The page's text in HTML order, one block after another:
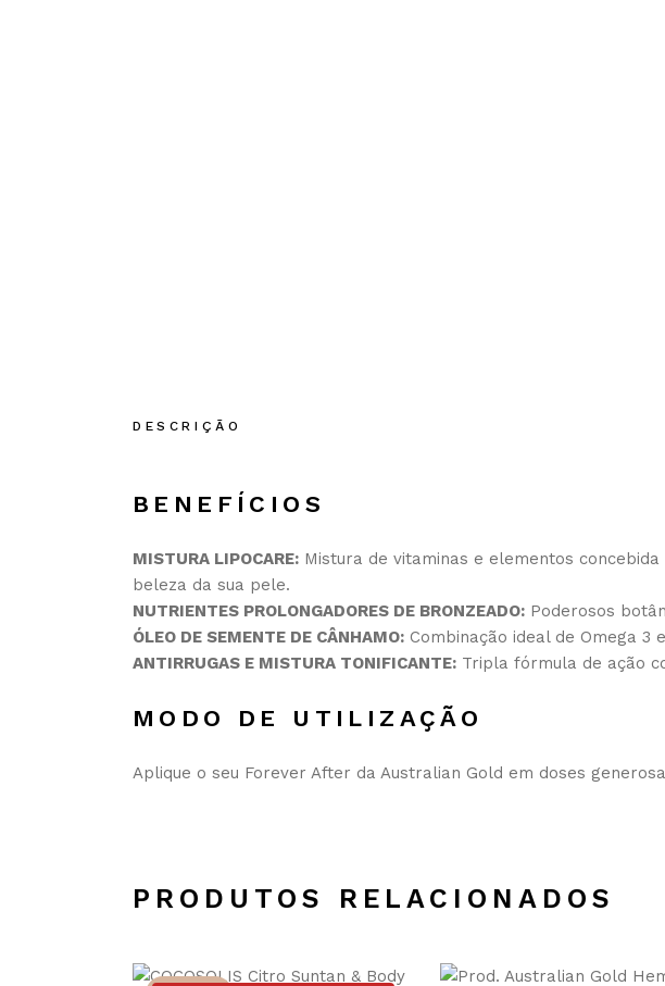
DESCRIÇÃO
BENEFÍCIOS
MISTURA LIPOCARE: Mistura de vitaminas e elementos
beleza da sua pele.
NUTRIENTES PROLONGADORES DE BRONZEADO: Poderosos
ÓLEO DE SEMENTE DE CÂNHAMO: Combinação ideal de Omega
ANTIRRUGAS E MISTURA TONIFICANTE: Tripla fórmula de ação
MODO DE UTILIZAÇÃO
Aplique o seu Forever After da Australian Gold em doses
PRODUTOS RELACIONADOS